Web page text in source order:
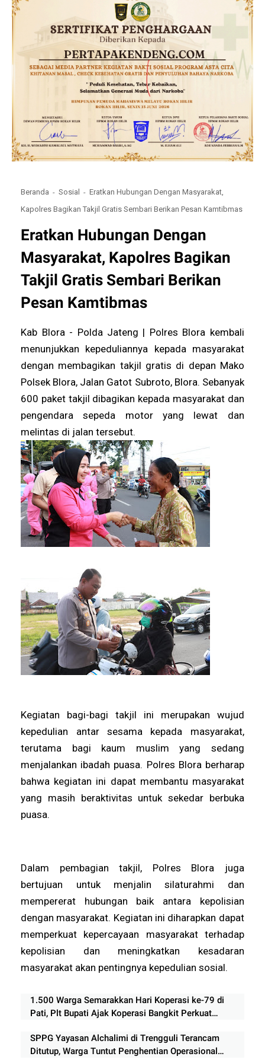
Beranda Sosial
Eratkan Hubungan Dengan Masyarakat,
Kapolres Bagikan Takjil Gratis Sembari Berikan Pesan Kamtibmas
Eratkan Hubungan Dengan
Masyarakat, Kapolres Bagikan
Takjil Gratis Sembari Berikan
Pesan Kamtibmas
Kab Blora - Polda Jateng | Polres Blora kembali
menunjukkan kepeduliannya kepada masyarakat
dengan membagikan takjil gratis di depan Mako
Polsek Blora, Jalan Gatot Subroto, Blora. Sebanyak
600 paket takjil dibagikan kepada masyarakat dan
pengendara sepeda motor yang lewat dan
melintas di jalan tersebut.
Kegiatan bagi-bagi takjil ini merupakan wujud
kepedulian antar sesama kepada masyarakat,
terutama bagi kaum muslim yang sedang
menjalankan ibadah puasa. Polres Blora berharap
bahwa kegiatan ini dapat membantu masyarakat
yang masih beraktivitas untuk sekedar berbuka
puasa.
Dalam pembagian takjil, Polres Blora juga
bertujuan untuk menjalin silaturahmi dan
mempererat hubungan baik antara kepolisian
dengan masyarakat. Kegiatan ini diharapkan dapat
memperkuat kepercayaan masyarakat terhadap
kepolisian dan meningkatkan kesadaran
masyarakat akan pentingnya kepedulian sosial.
1.500 Warga Semarakkan Hari Koperasi ke-79 di
Pati, Plt Bupati Ajak Koperasi Bangkit Perkuat
SPPG Yayasan Alchalimi di Trengguli Terancam
Ditutup, Warga Tuntut Penghentian Operasional